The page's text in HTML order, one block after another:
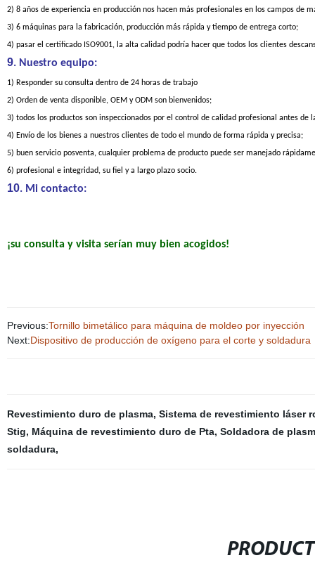
2) 8 años de experiencia en producción nos hacen más profesionales en los campos de
3) 6 máquinas para la fabricación, producción más rápida y tiempo de entrega corto;
4) pasar el certificado ISO9001, la alta calidad podría hacer que todos los clientes
9. Nuestro equipo:
1) Responder su consulta dentro de 24 horas de trabajo
2) Orden de venta disponible, OEM y ODM son bienvenidos;
3) todos los productos son inspeccionados por el control de calidad profesional antes de
4) Envío de los bienes a nuestros clientes de todo el mundo de forma rápida y precisa;
5) buen servicio posventa, cualquier problema de producto puede ser manejado
6) profesional e integridad, su fiel y a largo plazo socio.
10. Mi contacto:
¡su consulta y visita serían muy bien acogidos!
Previous:Tornillo bimetálico para máquina de moldeo por inyección
Next:Dispositivo de producción de oxígeno para el corte y soldadura
Revestimiento duro de plasma, Sistema de revestimiento láser
Stig, Máquina de revestimiento duro de Pta, Soldadora de
soldadura,